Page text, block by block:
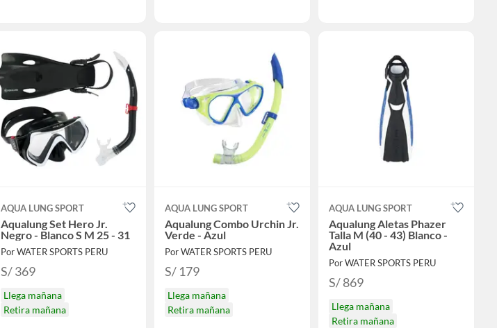
AQUA LUNG SPORT
Aqualung Set Hero Jr.
Negro - Blanco S M 25 - 31
Por WATER SPORTS PERU
S/ 369
Llega mañana
Retira mañana
AQUA LUNG SPORT
Aqualung Combo Urchin Jr.
Verde - Azul
Por WATER SPORTS PERU
S/ 179
Llega mañana
Retira mañana
AQUA LUNG SPORT
Aqualung Aletas Phazer
Talla M (40 - 43) Blanco -
Azul
Por WATER SPORTS PERU
S/ 869
Llega mañana
Retira mañana